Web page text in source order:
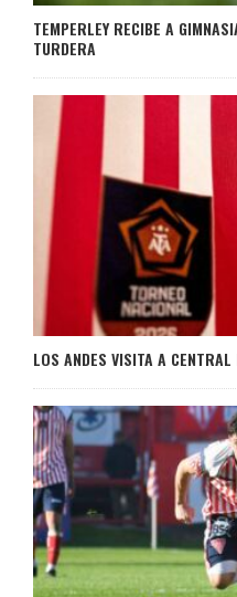
TEMPERLEY RECIBE A
TURDERA
LOS ANDES VISITA A